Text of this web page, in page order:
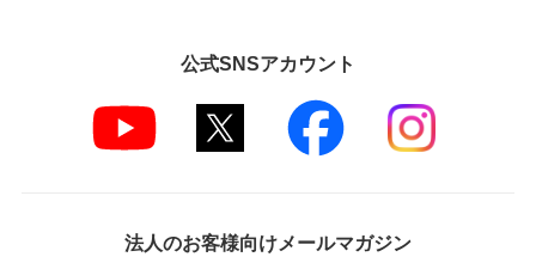
公式SNSアカウント
法人のお客様向けメールマガジン